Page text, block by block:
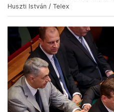
Huszti István / Telex